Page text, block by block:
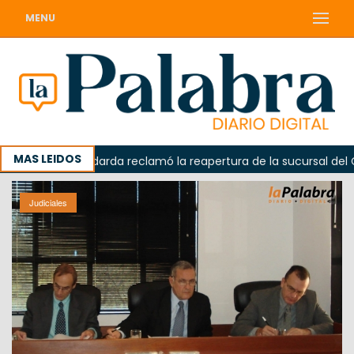
MENU
MAS LEIDOS
Odarda reclamó la reapertura de la sucursal del
Judiciales